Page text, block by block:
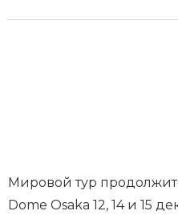
Мировой тур
Dome Osaka 12, 14 и 15